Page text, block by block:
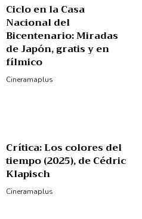
Ciclo en la Casa
Nacional del
Bicentenario: Miradas
de Japón, gratis y en
fílmico
Cineramaplus
Crítica: Los colores del
tiempo (2025), de Cédric
Klapisch
Cineramaplus